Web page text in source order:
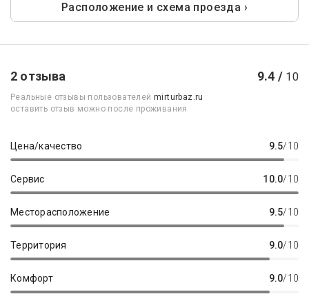
Расположение и схема проезда ›
2 отзыва 9.4 / 10
Реальные отзывы пользователейmirturbaz.ru
оставить отзыв можно после проживания
Цена/качество 9.5/10
Сервис 10.0/10
Месторасположение 9.5/10
Территория 9.0/10
Комфорт 9.0/10